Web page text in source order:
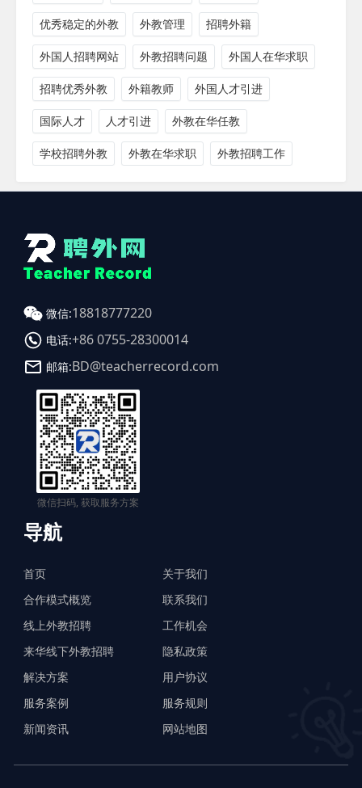
优秀稳定的外教 外教管理 招聘外籍
外国人招聘网站 外教招聘问题 外国人在华求职
招聘优秀外教 外籍教师 外国人才引进
国际人才 人才引进 外教在华任教
学校招聘外教 外教在华求职 外教招聘工作
微信:18818777220
电话:+86 0755-28300014
邮箱:BD@teacherrecord.com
微信扫码, 获取服务方案
导航
首页
合作模式概览
线上外教招聘
来华线下外教招聘
解决方案
服务案例
新闻资讯
关于我们
联系我们
工作机会
隐私政策
用户协议
服务规则
网站地图